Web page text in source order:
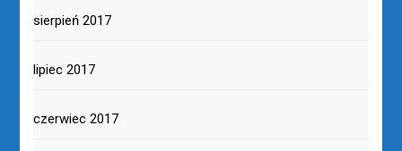
sierpień 2017
lipiec 2017
czerwiec 2017